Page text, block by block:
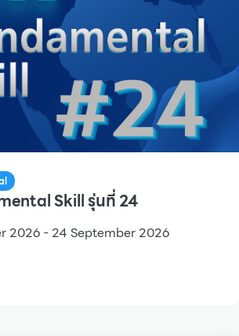
Skill รุ่นที่ 24
2026 - 24 September 2026